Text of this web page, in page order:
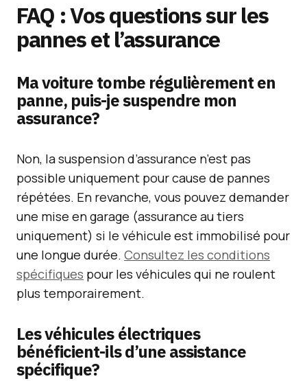
FAQ : Vos questions sur les
pannes et l’assurance
Ma voiture tombe régulièrement en
panne, puis-je suspendre mon
assurance?
Non, la suspension d’assurance n’est pas
possible uniquement pour cause de pannes
répétées. En revanche, vous pouvez demander
une mise en garage (assurance au tiers
uniquement) si le véhicule est immobilisé pour
une longue durée. Consultez les conditions
spécifiques pour les véhicules qui ne roulent
plus temporairement.
Les véhicules électriques
bénéficient-ils d’une assistance
spécifique?